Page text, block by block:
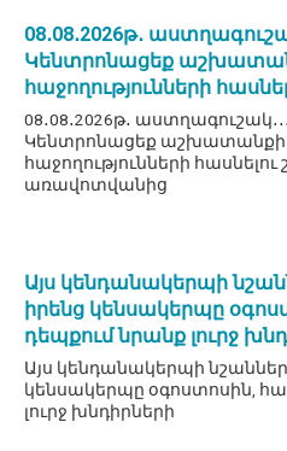
08․08․2026թ․
Կենտրոնացեք
հաջողությունների
08․08․2026թ․
Կենտրոնացեք աշխատանքի
հաջողությունների
առավոտվանից
Այս կենդանակերպի
իրենց կենսակերպը
դեպքում նրանք լուրջ
Այս կենդանակերպի
կենսակերպը օգոստոսին,
լուրջ խնդիրների